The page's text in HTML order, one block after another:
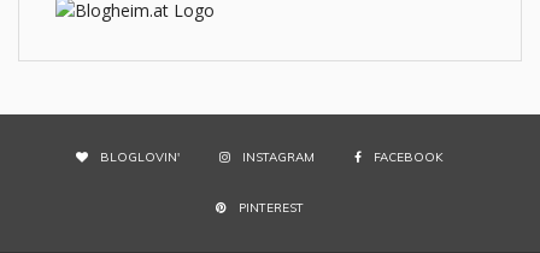
BLOGLOVIN' INSTAGRAM FACEBOOK
PINTEREST